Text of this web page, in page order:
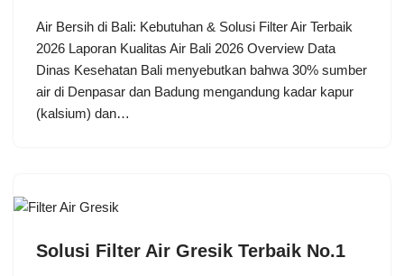
Air Bersih di Bali: Kebutuhan & Solusi Filter Air Terbaik
2026 Laporan Kualitas Air Bali 2026 Overview Data
Dinas Kesehatan Bali menyebutkan bahwa 30% sumber
air di Denpasar dan Badung mengandung kadar kapur
(kalsium) dan…
Solusi Filter Air Gresik Terbaik No.1